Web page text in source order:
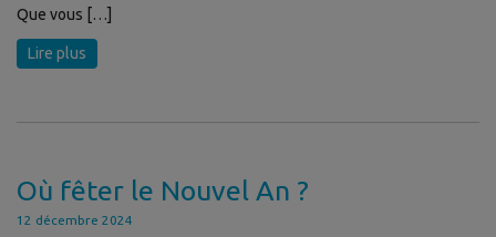
Que vous […]
Lire plus
Où fêter le Nouvel An ?
12 décembre 2024